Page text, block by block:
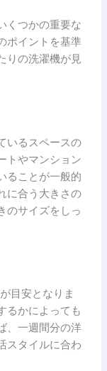
くつかの重要な
ポイントを基準
りの洗濯機が見
いるスペースの
トやマンション
ることが一般的
に合う大きさの
のサイズをしっ
目安となりま
るかによっても
、一週間分の洋
スタイルに合わ